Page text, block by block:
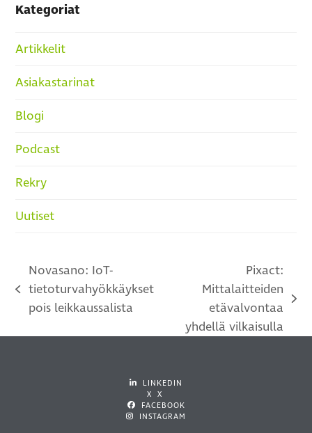
Kategoriat
Artikkelit
Asiakastarinat
Blogi
Podcast
Rekry
Uutiset
previous
post:
Novasano: IoT-
tietoturvahyökkäykset
pois leikkaussalista
post:
Pixact:
Mittalaitteiden
etävalvontaa
yhdellä vilkaisulla
LINKEDIN
X X
FACEBOOK
INSTAGRAM